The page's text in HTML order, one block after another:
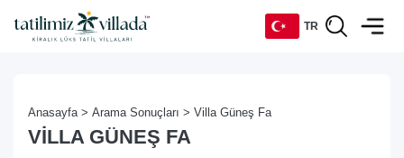
TR
Anasayfa > Arama Sonuçları > Villa Güneş Fa
VILLA GÜNEŞ FA